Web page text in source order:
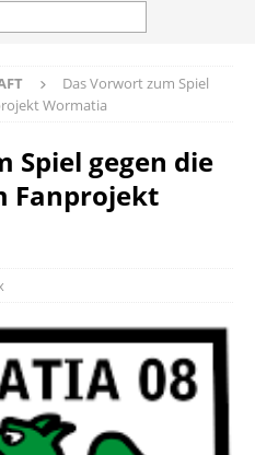
Das Vorwort zum Spiel
Wormatia
Spiel gegen die
Fanprojekt